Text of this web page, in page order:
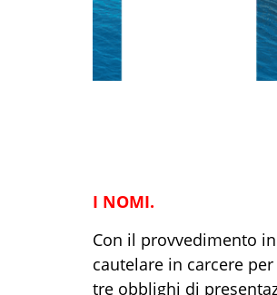
I NOMI.
Con il provvedimento
cautelare in carcere
tre obblighi di